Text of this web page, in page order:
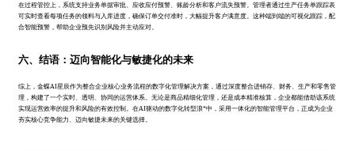
在过程管控上，系统支持业务单据审批、应收应付预警、账龄分析和客户流失预警。管理者通过生产任务单跟踪表
可实时查看每项任务的领料与入库进度，确保订单交付准时，大幅提升客户满意度。这种端到端的可视化跟踪，配
合智能预警，帮助企业预先识别风险并主动应对。
六、结语：迈向智能化与敏捷化的未来
综上，金蝶AI星辰作为整合企业核心业务流程的数字化管理解决方案，通过深度整合进销存、财务、生产和零售管
理，构建了一个实时、透明、协同的运营体系。无论是商品精细化管理，还是成本精准核算，企业都能借助该系统
实现运营效率的提升和风险的有效控制。在AI驱动的数字化转型浪*中，采用一体化的智能管理平台，正成为企业
夯实核心竞争能力、迈向敏捷未来的关键选择。